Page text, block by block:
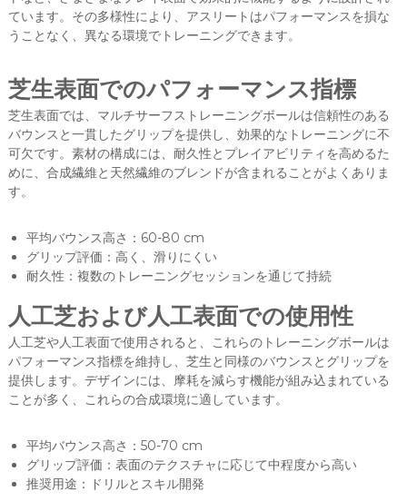
ています。その多様性により、アスリートはパフォーマンスを損な
うことなく、異なる環境でトレーニングできます。
芝生表面でのパフォーマンス指標
芝生表面では、マルチサーフストレーニングボールは信頼性のある
バウンスと一貫したグリップを提供し、効果的なトレーニングに不
可欠です。素材の構成には、耐久性とプレイアビリティを高めるた
めに、合成繊維と天然繊維のブレンドが含まれることがよくありま
す。
平均バウンス高さ：60-80 cm
グリップ評価：高く、滑りにくい
耐久性：複数のトレーニングセッションを通じて持続
人工芝および人工表面での使用性
人工芝や人工表面で使用されると、これらのトレーニングボールは
パフォーマンス指標を維持し、芝生と同様のバウンスとグリップを
提供します。デザインには、摩耗を減らす機能が組み込まれている
ことが多く、これらの合成環境に適しています。
平均バウンス高さ：50-70 cm
グリップ評価：表面のテクスチャに応じて中程度から高い
推奨用途：ドリルとスキル開発